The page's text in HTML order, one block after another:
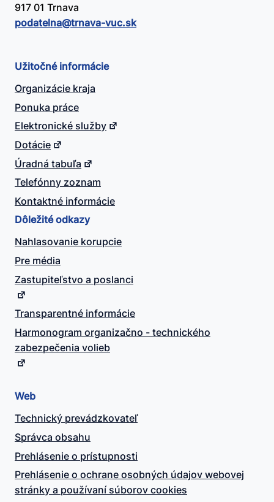
917 01 Trnava
podatelna@​trnava-vuc.sk
Užitočné informácie
Organizácie kraja
Ponuka práce
Elektronické služby
Dotácie
Úradná tabuľa
Telefónny zoznam
Kontaktné informácie
Dôležité odkazy
Nahlasovanie korupcie
Pre média
Zastupiteľstvo a poslanci
Transparentné informácie
Harmonogram organizačno - technického
zabezpečenia volieb
Web
Technický prevádzkovateľ
Správca obsahu
Prehlásenie o prístupnosti
Prehlásenie o ochrane osobných údajov webovej
stránky a používaní súborov cookies